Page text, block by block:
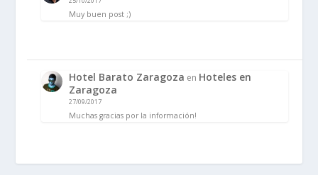
Muy buen post ;)
Hotel Barato Zaragoza en Hoteles en
Zaragoza
27/09/2017
Muchas gracias por la información!